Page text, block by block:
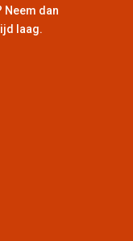
Neem dan
laag.